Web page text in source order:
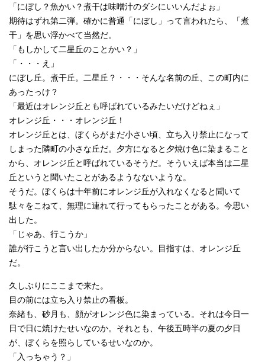
「にぼし？魚かい？煮干は味噌汁のダシにいいんだよぉ」
期待はずれ第二弾。確かに普通「にぼし」って言われたら、「煮
干」を思い浮かべて当然だ。
「もしかして二星丘のことかい？」
「・・・え」
にぼし丘。煮干丘。二星丘？・・・そんな名前の丘、この町内に
あったっけ？
「最近はオレンジ丘とも呼ばれているみたいだけどねぇ」
オレンジ丘・・・オレンジ丘！
オレンジ丘とは、ぼくらがまだ小さい頃、立ち入り禁止になって
しまった隣町の小さな丘だ。夕方になると夕焼け色に染まること
から、オレンジ丘と呼ばれているそうだ。そういえば本当は二星
丘というと聞いたことがあるようなないような。
そうだ。ぼくらは十年前にオレンジ丘が入れなくなると聞いて
駄々をこねて、無理に連れて行ってもらったことがある。今思い
出した。
「じゃあ、行こうか」
誰が行こうと言い出したか分からない。目指すは、オレンジ丘
だ。
久しぶりにここまで来た。
目の前には立ち入り禁止の看板。
奈緒も、砂月も、顔がオレンジ色に染まっている。それは今日一
日で日に焼けたせいなのか。それとも、午後五時半の夏の夕日
が、ぼくらを照らしているせいなのか。
「入っちゃう？」